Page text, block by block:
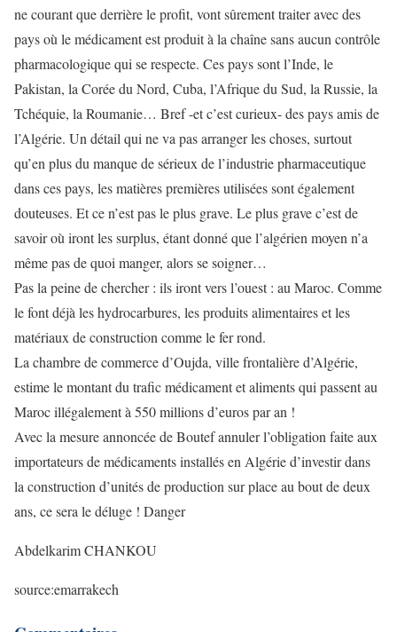
ne courant que derrière le profit, vont sûrement traiter avec des
pays où le médicament est produit à la chaîne sans aucun contrôle
pharmacologique qui se respecte. Ces pays sont l’Inde, le
Pakistan, la Corée du Nord, Cuba, l’Afrique du Sud, la Russie, la
Tchéquie, la Roumanie… Bref -et c’est curieux- des pays amis de
l’Algérie. Un détail qui ne va pas arranger les choses, surtout
qu’en plus du manque de sérieux de l’industrie pharmaceutique
dans ces pays, les matières premières utilisées sont également
douteuses. Et ce n’est pas le plus grave. Le plus grave c’est de
savoir où iront les surplus, étant donné que l’algérien moyen n’a
même pas de quoi manger, alors se soigner…
Pas la peine de chercher : ils iront vers l’ouest : au Maroc. Comme
le font déjà les hydrocarbures, les produits alimentaires et les
matériaux de construction comme le fer rond.
La chambre de commerce d’Oujda, ville frontalière d’Algérie,
estime le montant du trafic médicament et aliments qui passent au
Maroc illégalement à 550 millions d’euros par an !
Avec la mesure annoncée de Boutef annuler l’obligation faite aux
importateurs de médicaments installés en Algérie d’investir dans
la construction d’unités de production sur place au bout de deux
ans, ce sera le déluge ! Danger
Abdelkarim CHANKOU
source:emarrakech